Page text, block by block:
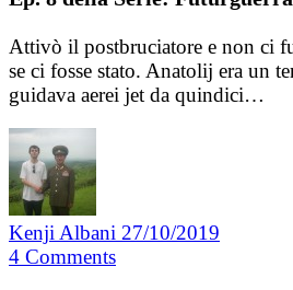
Attivò il postbruciatore e non ci
se ci fosse stato. Anatolij era un
guidava aerei jet da quindici…
Kenji Albani 27/10/2019
4 Comments